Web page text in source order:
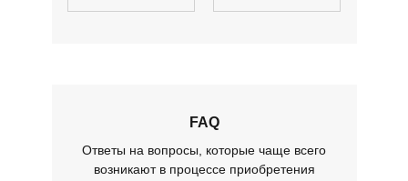
FAQ
Ответы на вопросы, которые чаще всего
возникают в процессе приобретения